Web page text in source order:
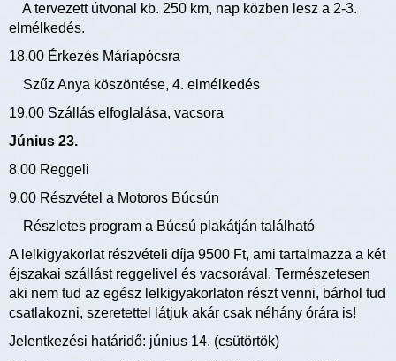
A tervezett útvonal kb. 250 km, nap közben lesz a 2-3.
elmélkedés.
18.00 Érkezés Máriapócsra
Szűz Anya köszöntése, 4. elmélkedés
19.00 Szállás elfoglalása, vacsora
Június 23.
8.00 Reggeli
9.00 Részvétel a Motoros Búcsún
Részletes program a Búcsú plakátján található
A lelkigyakorlat részvételi díja 9500 Ft, ami tartalmazza a két
éjszakai szállást reggelivel és vacsorával. Természetesen
aki nem tud az egész lelkigyakorlaton részt venni, bárhol tud
csatlakozni, szeretettel látjuk akár csak néhány órára is!
Jelentkezési határidő: június 14. (csütörtök)